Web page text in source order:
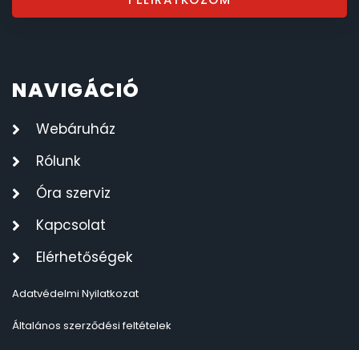
NAVIGÁCIÓ
Webáruház
Rólunk
Óra szerviz
Kapcsolat
Elérhetőségek
Adatvédelmi Nyilatkozat
Általános szerződési feltételek